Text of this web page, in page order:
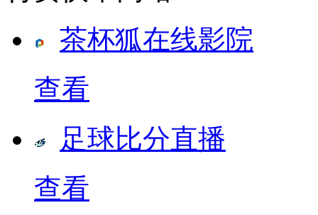
茶杯狐在线影院
查看
足球比分直播
查看